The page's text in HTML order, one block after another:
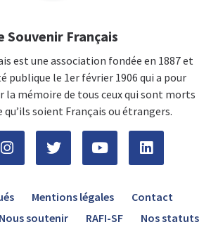
Souvenir Français
est une association fondée en 1887 et
publique le 1er février 1906 qui a pour
la mémoire de tous ceux qui sont morts
qu’ils soient Français ou étrangers.
Mentions légales
Contact
Nous soutenir RAFI-SF Nos statuts